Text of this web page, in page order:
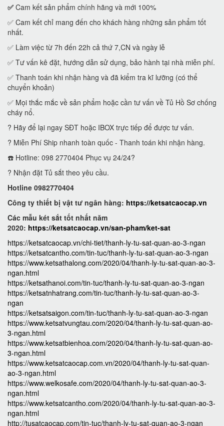
✅ Cam kết sản phẩm chính hãng và mới 100%
✅ Cam kết chỉ mang đến cho khách hàng những sản phẩm tốt
nhất.
✅ Làm việc từ 7h đến 22h cả thứ 7,CN và ngày lễ
✅ Tư vấn kê đặt, hướng dẫn sử dụng, bảo hành tại nhà miễn phí.
✅ Thanh toán khi nhận hàng và đã kiểm tra kĩ lưỡng (có thể
chuyển khoản)
✅ Mọi thắc mắc về sản phẩm hoặc cần tư vấn về Tủ Hồ Sơ chống
cháy nổ.
? Hãy để lại ngay SĐT hoặc IBOX trực tiếp để được tư vấn.
? Miễn Phí Ship nhanh toàn quốc - Thanh toán khi nhận hàng.
☎️ Hotline: 098 2770404 Phục vụ 24/24?
? Nhận đặt Tủ sắt theo yêu cầu.
Hotline 0982770404
Công ty thiết bị vật tư ngân hàng: https://ketsatcaocap.vn
Các mẫu két sắt tốt nhất năm
2020: https://ketsatcaocap.vn/san-pham/ket-sat
https://ketsatcaocap.vn/chi-tiet/thanh-ly-tu-sat-quan-ao-3-ngan
https://ketsatcantho.com/tin-tuc/thanh-ly-tu-sat-quan-ao-3-ngan
https://www.ketsathalong.com/2020/04/thanh-ly-tu-sat-quan-ao-3-
ngan.html
https://ketsathanoi.com/tin-tuc/thanh-ly-tu-sat-quan-ao-3-ngan
https://ketsatnhatrang.com/tin-tuc/thanh-ly-tu-sat-quan-ao-3-
ngan
https://ketsatsaigon.com/tin-tuc/thanh-ly-tu-sat-quan-ao-3-ngan
https://www.ketsatvungtau.com/2020/04/thanh-ly-tu-sat-quan-ao-
3-ngan.html
https://www.ketsatbienhoa.com/2020/04/thanh-ly-tu-sat-quan-ao-
3-ngan.html
https://www.ketsatcaocap.com.vn/2020/04/thanh-ly-tu-sat-quan-
ao-3-ngan.html
https://www.welkosafe.com/2020/04/thanh-ly-tu-sat-quan-ao-3-
ngan.html
https://www.ketsatcantho.com/2020/04/thanh-ly-tu-sat-quan-ao-3-
ngan.html
http://tusatcaocap.com/tin-tuc/thanh-ly-tu-sat-quan-ao-3-ngan